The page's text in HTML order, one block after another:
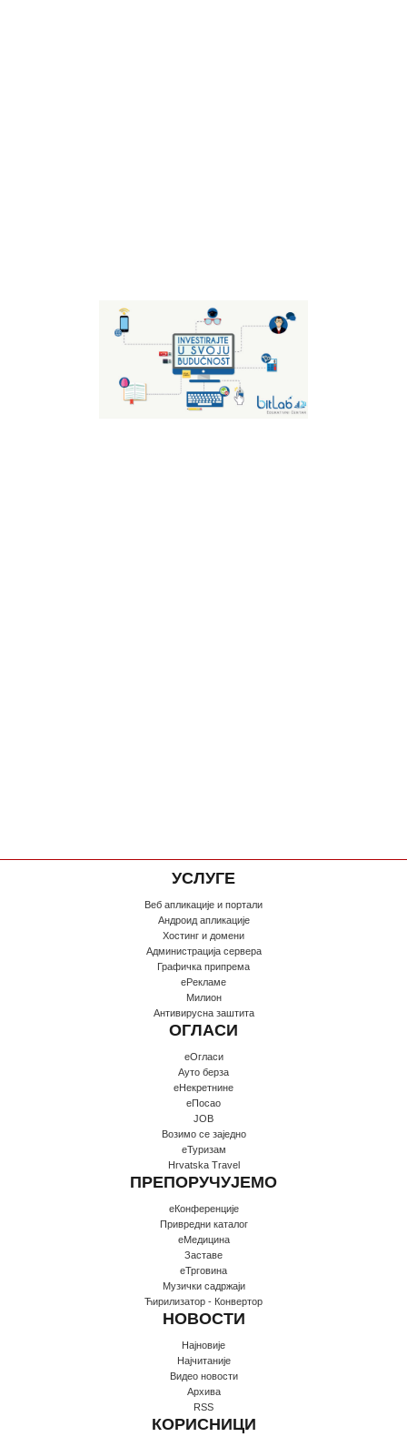
УСЛУГЕ
Веб апликације и портали
Андроид апликације
Хостинг и домени
Администрација сервера
Графичка припрема
еРекламе
Милион
Антивирусна заштита
ОГЛАСИ
еОгласи
Ауто берза
еНекретнине
еПосао
JOB
Возимо се заједно
еТуризам
Hrvatska Travel
ПРЕПОРУЧУЈЕМО
еКонференције
Привредни каталог
еМедицина
Заставе
еТрговина
Музички садржаји
Ћирилизатор - Конвертор
НОВОСТИ
Најновије
Најчитаније
Видео новости
Архива
RSS
КОРИСНИЦИ